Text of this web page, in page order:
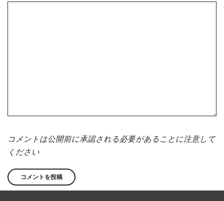
コメントは公開前に承認される必要があることに注意して
ください